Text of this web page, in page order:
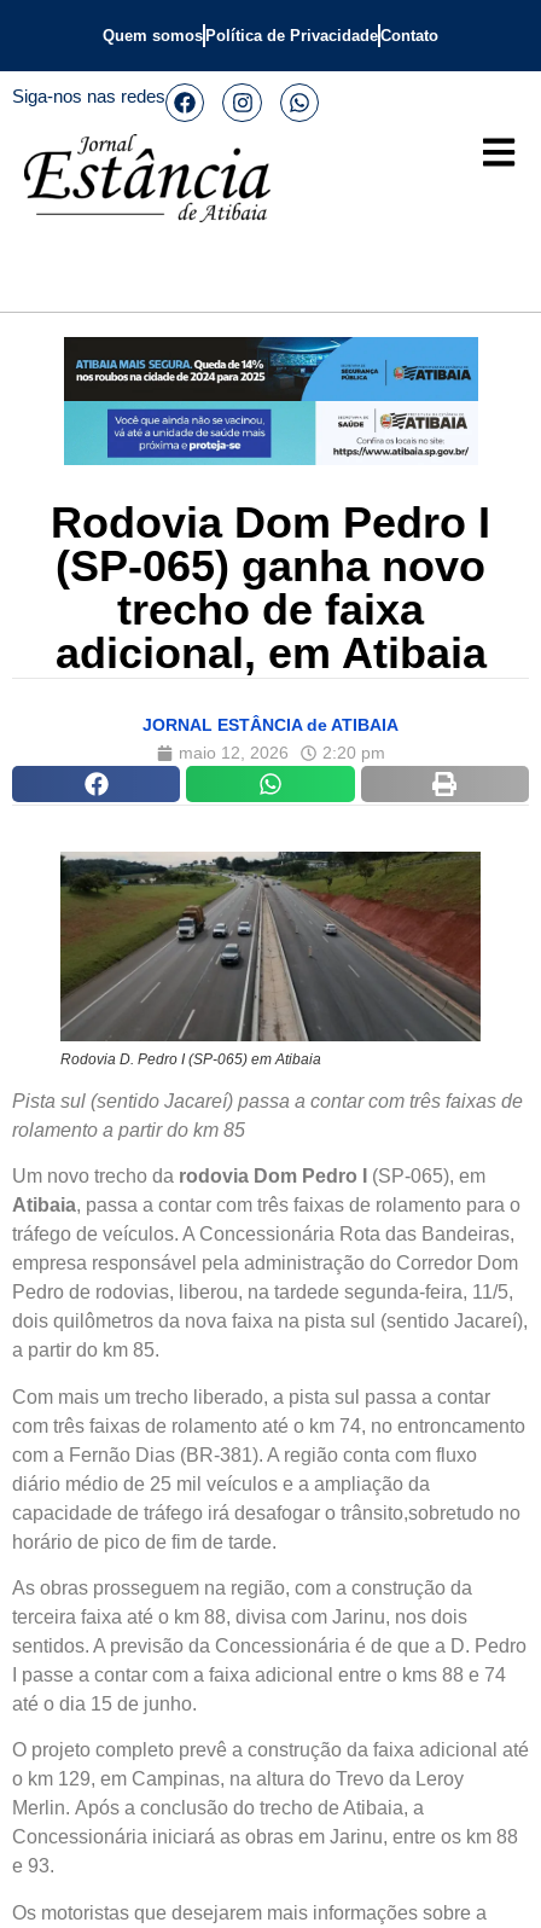
Quem somos Política de PrivacidadeContato
Siga-nos nas redes
Rodovia Dom Pedro I
(SP-065) ganha novo
trecho de faixa
adicional, em Atibaia
JORNAL ESTÂNCIA de ATIBAIA
maio 12, 2026
2:20 pm
Rodovia D. Pedro I (SP-065) em Atibaia
Pista sul (sentido Jacareí) passa a contar com três faixas de
rolamento a partir do km 85
Um novo trecho da rodovia Dom Pedro I
(SP-065), em
Atibaia, passa a contar com três faixas de rolamento para o
tráfego de veículos. A Concessionária Rota das Bandeiras,
empresa responsável pela administração do Corredor Dom
Pedro de rodovias, liberou, na tardede segunda-feira, 11/5,
dois quilômetros da nova faixa na pista sul (sentido Jacareí),
a partir do km 85.
Com mais um trecho liberado, a pista sul passa a contar
com três faixas de rolamento até o km 74, no entroncamento
com a Fernão Dias (BR-381). A região conta com fluxo
diário médio de 25 mil veículos e a ampliação da
capacidade de tráfego irá desafogar o trânsito,sobretudo no
horário de pico de fim de tarde.
As obras prosseguem na região, com a construção da
terceira faixa até o km 88, divisa com Jarinu, nos dois
sentidos. A previsão da Concessionária é de que a D. Pedro
I passe a contar com a faixa adicional entre o kms 88 e 74
até o dia 15 de junho.
O projeto completo prevê a construção da faixa adicional até
o km 129, em Campinas, na altura do Trevo da Leroy
Merlin. Após a conclusão do trecho de Atibaia, a
Concessionária iniciará as obras em Jarinu, entre os km 88
e 93.
Os motoristas que desejarem mais informações sobre a